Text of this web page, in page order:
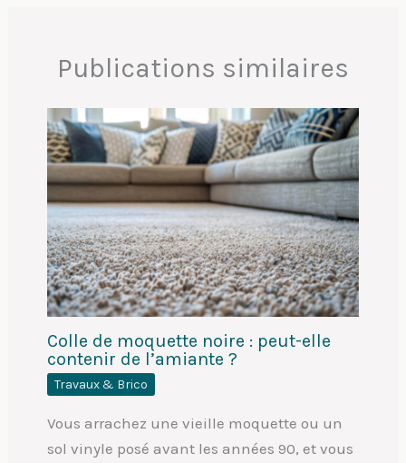
Publications similaires
Colle de moquette noire : peut-elle
contenir de l’amiante ?
Travaux & Brico
Vous arrachez une vieille moquette ou un
sol vinyle posé avant les années 90, et vous